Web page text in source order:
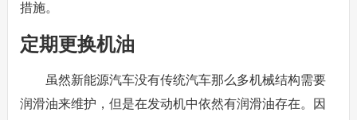
措施。
定期更换机油
虽然新能源汽车没有传统汽车那么多机械结构需要
润滑油来维护，但是在发动机中依然有润滑油存在。因